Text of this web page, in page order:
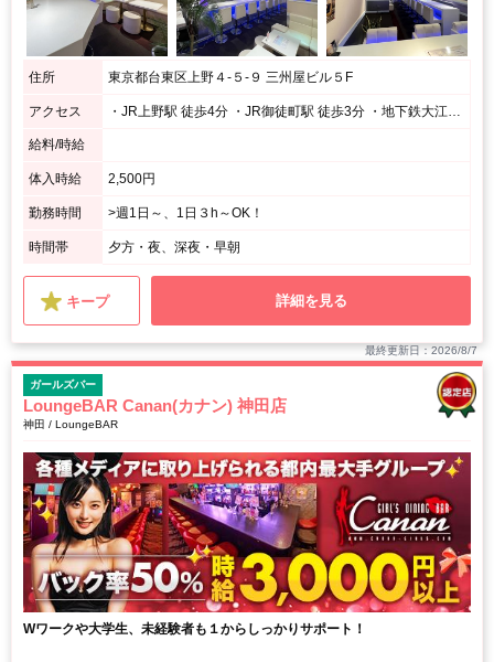
住所 東京都台東区上野４‐５‐９ 三州屋ビル５F
アクセス ・JR上野駅 徒歩4分 ・JR御徒町駅 徒歩3分 ・地下鉄大江戸線、銀座線 上野御徒町駅 徒歩1分 ・地下鉄日比谷線 仲御徒町駅 徒歩3分
給料/時給
体入時給 2,500円
勤務時間 >週1日～、1日３h～OK！
時間帯 夕方・夜、深夜・早朝
キープ 詳細を見る
最終更新日：2026/8/7
ガールズバー
LoungeBAR Canan(カナン) 神田店
神田 / LoungeBAR
Wワークや大学生、未経験者も１からしっかりサポート！